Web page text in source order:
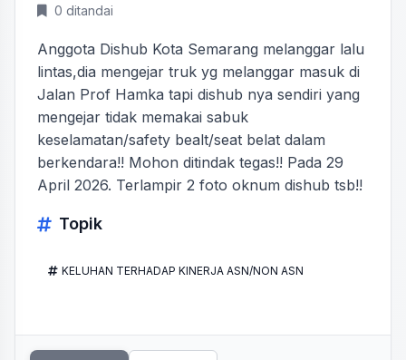
0 ditandai
Anggota Dishub Kota Semarang melanggar lalu
lintas,dia mengejar truk yg melanggar masuk di
Jalan Prof Hamka tapi dishub nya sendiri yang
mengejar tidak memakai sabuk
keselamatan/safety bealt/seat belat dalam
berkendara!! Mohon ditindak tegas!! Pada 29
April 2026. Terlampir 2 foto oknum dishub tsb!!
Topik
KELUHAN TERHADAP KINERJA ASN/NON ASN